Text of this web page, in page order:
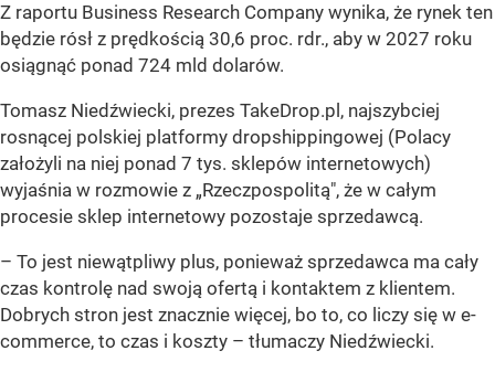
Z raportu Business Research Company wynika, że rynek ten
będzie rósł z prędkością 30,6 proc. rdr., aby w 2027 roku
osiągnąć ponad 724 mld dolarów.
Tomasz Niedźwiecki, prezes TakeDrop.pl, najszybciej
rosnącej polskiej platformy dropshippingowej (Polacy
założyli na niej ponad 7 tys. sklepów internetowych)
wyjaśnia w rozmowie z „Rzeczpospolitą", że w całym
procesie sklep internetowy pozostaje sprzedawcą.
– To jest niewątpliwy plus, ponieważ sprzedawca ma cały
czas kontrolę nad swoją ofertą i kontaktem z klientem.
Dobrych stron jest znacznie więcej, bo to, co liczy się w e-
commerce, to czas i koszty – tłumaczy Niedźwiecki.